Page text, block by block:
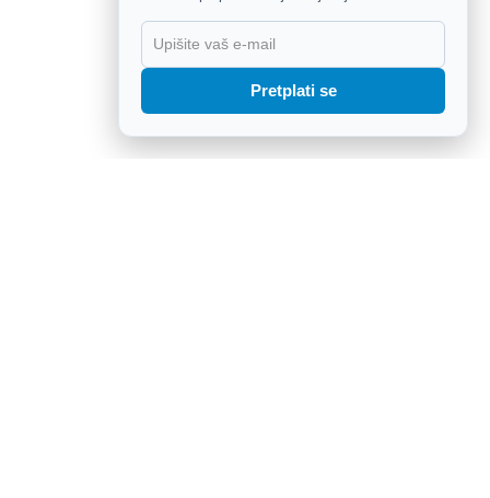
Pretplati se